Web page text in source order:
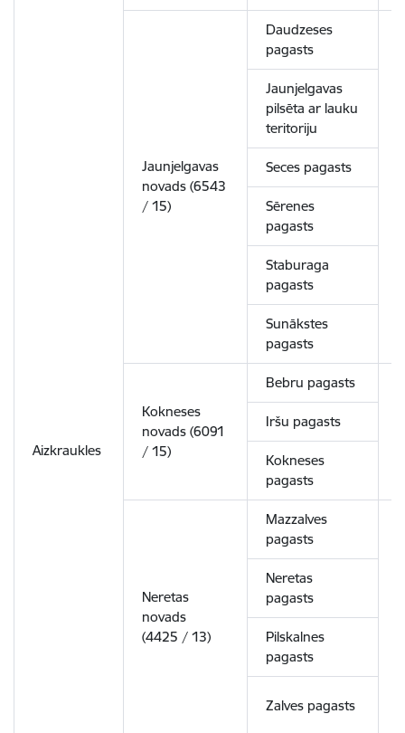
Aizkraukles
Jaunjelgavas
novads (6543
/ 15)
Daudzeses
pagasts
Jaunjelgavas
pilsēta ar lauku
teritoriju
Seces pagasts
Sērenes
pagasts
Staburaga
pagasts
Sunākstes
pagasts
Kokneses
novads (6091
/ 15)
Bebru pagasts
Iršu pagasts
Kokneses
pagasts
Neretas
novads
(4425 / 13)
Mazzalves
pagasts
Neretas
pagasts
Pilskalnes
pagasts
Zalves pagasts